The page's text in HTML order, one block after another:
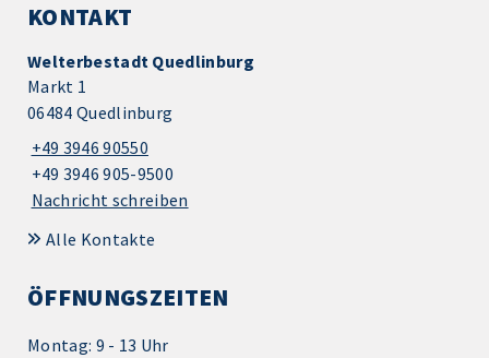
KONTAKT
Welterbestadt Quedlinburg
Markt 1
06484 Quedlinburg
+49 3946 90550
+49 3946 905-9500
Nachricht schreiben
Alle Kontakte
ÖFFNUNGSZEITEN
Montag: 9 - 13 Uhr